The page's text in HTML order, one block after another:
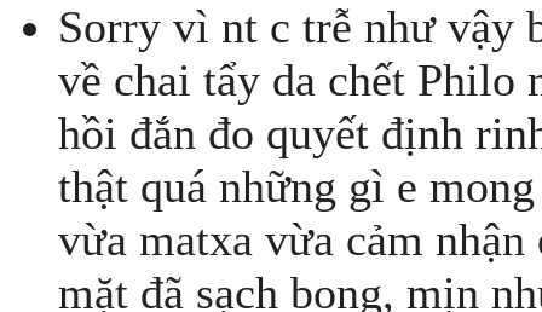
Sorry vì nt c trễ như vậy
về chai tẩy da chết Philo
hồi đắn đo quyết định
thật quá những gì e
vừa matxa vừa cảm
mặt đã sạch bong, mịn